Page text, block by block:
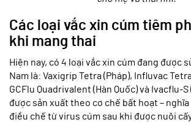
Các loại vắc xin cúm tiêm
khi mang thai
Hiện nay, có 4 loại vắc xin cúm đang được
Nam là: Vaxigrip Tetra (Pháp), Influvac
GCFlu Quadrivalent (Hàn Quốc) và Ivacflu-
được sản xuất theo cơ chế bất hoạt –
điều chế từ virus cúm sau khi được nuôi